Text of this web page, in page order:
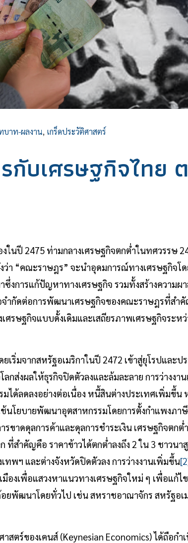
บาท-ผลงาน, เกร็ดประวัติศาสตร์
บเศรษฐกิจไทย
ในปี 2475 ท่ามกลางเศรษฐกิจตกต่ำในทศวรรษ
า “คณะราษฎร” จะนำอุดมการณ์ทางเศรษฐกิจโ
งการแก้ปัญหาทางเศรษฐกิจ รวมทั้งสร้างความ
ำกัดต่อการพัฒนาเศรษฐกิจของคณะราษฎรที่สำ
ศรษฐกิจแบบดั้งเดิมและเสถียรภาพเศรษฐกิจระห
ยเริ่มจากสหรัฐอเมริกาในปี 2472 เข้าสู่ยุโรปและ
กส่งผลให้ธุรกิจปิดตัวลงและล้มละลาย การว่างง
ได้ลดลงอย่างต่อเนื่อง หนี้สินต่างประเทศเพิ่มขึ้น
นโยบายพัฒนาอุตสาหกรรมโดยการตั้งกำแพงภา
รขาดดุลการค้าและดุลการชำระเงิน เศรษฐกิจตก
ที่สำคัญคือ ราคาข้าวได้ตกต่ำลงถึง 2 ใน 3 ชาวน
ทพฯ และต่างจังหวัดปิดตัวลง การว่างงานเพิ่มขึ้น
มืองเพื่อแสวงหาแนวทางเศรษฐกิจใหม่ ๆ เพื่อแก้
ยพัฒนาโดยทั่วไป เช่น สหราชอาณาจักร สหรัฐอเ
สตร์ของเคนส์ (Keynesian Economics) ได้ถือก